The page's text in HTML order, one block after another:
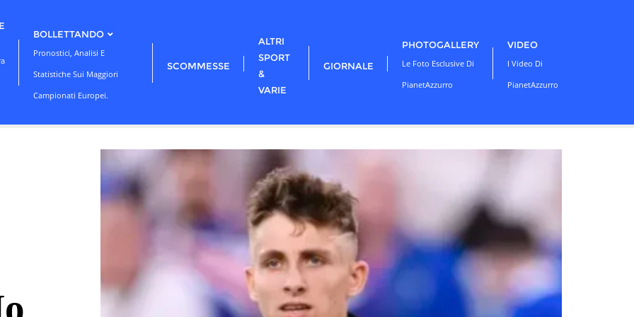
BOLLETTANDO
Pronostici, Analisi E
Statistiche Sui Maggiori
Campionati Europei.
SCOMMESSE
ALTRI
SPORT
&
VARIE
GIORNALE
PHOTOGALLERY
Le Foto Esclusive Di
PianetAzzurro
VIDEO
I Video Di
PianetAzzurro